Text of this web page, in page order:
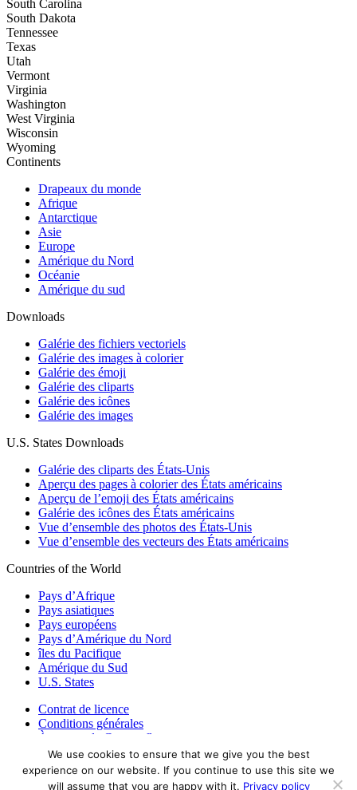
South Carolina
South Dakota
Tennessee
Texas
Utah
Vermont
Virginia
Washington
West Virginia
Wisconsin
Wyoming
Continents
Drapeaux du monde
Afrique
Antarctique
Asie
Europe
Amérique du Nord
Océanie
Amérique du sud
Downloads
Galérie des fichiers vectoriels
Galérie des images à colorier
Galérie des émoji
Galérie des cliparts
Galérie des icônes
Galérie des images
U.S. States Downloads
Galérie des cliparts des États-Unis
Aperçu des pages à colorier des États américains
Aperçu de l’emoji des États américains
Galérie des icônes des États américains
Vue d’ensemble des photos des États-Unis
Vue d’ensemble des vecteurs des États américains
Countries of the World
Pays d’Afrique
Pays asiatiques
Pays européens
Pays d’Amérique du Nord
îles du Pacifique
Amérique du Sud
U.S. States
Contrat de licence
Conditions générales
À propos de Countryflags.com
Clause de non-responsabilité
Déclaration de confidentialité
We use cookies to ensure that we give you the best
experience on our website. If you continue to use this site we
will assume that you are happy with it. Privacy policy